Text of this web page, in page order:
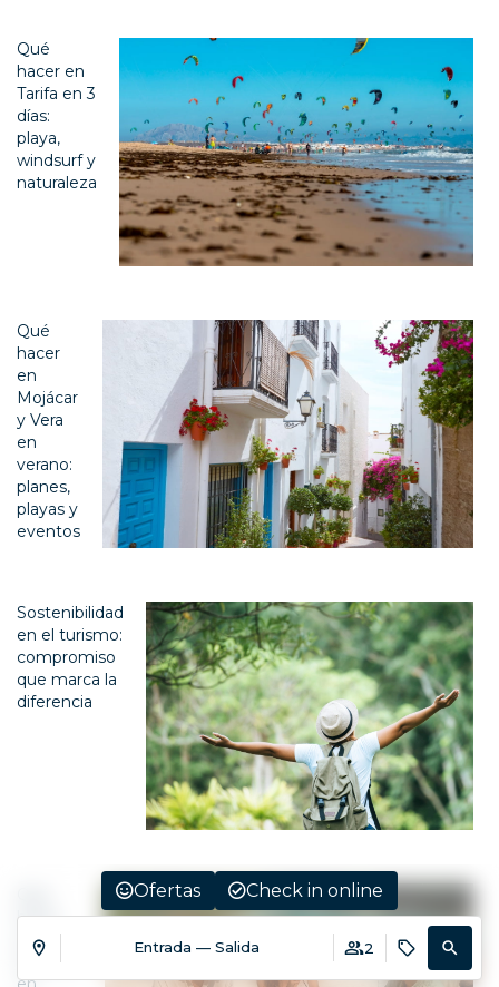
Ofertas Check in online
Entrada — Salida 2
Qué
hacer en
Tarifa en 3
días:
playa,
windsurf y
naturaleza
Qué
hacer
en
Mojácar
y Vera
en
verano:
planes,
playas y
eventos
Sostenibilidad
en el turismo:
compromiso
que marca la
diferencia
hacer
en
Marbella